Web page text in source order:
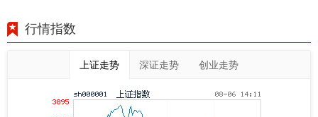
行情指数
上证走势 深证走势 创业走势